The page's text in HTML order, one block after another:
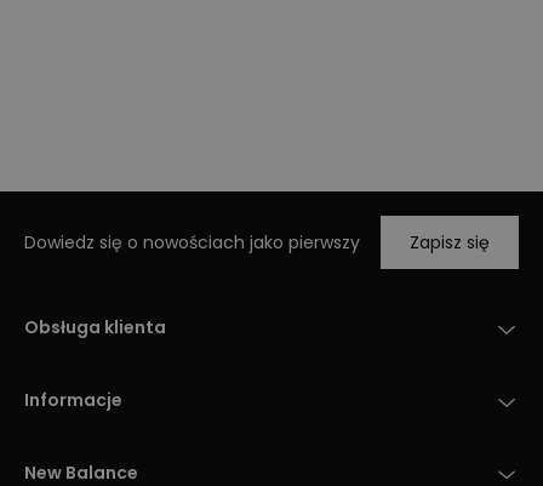
Dowiedz się o nowościach jako pierwszy Zapisz się
Obsługa klienta
Informacje
New Balance